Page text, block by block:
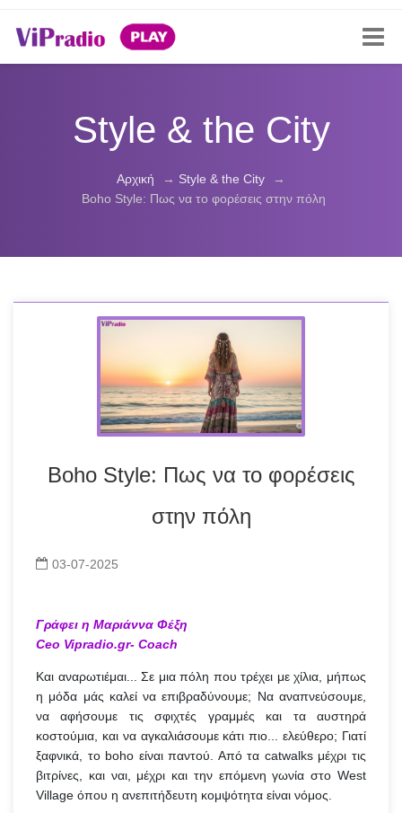
Style & the City
Αρχική → Style & the City
→
Boho Style: Πως να το φορέσεις στην πόλη
Boho Style: Πως να το φορέσεις
στην πόλη
03-07-2025
Γράφει η Μαριάννα Φέξη
Ceo Vipradio.gr- Coach
Και αναρωτιέμαι... Σε μια πόλη που τρέχει με χίλια, μήπως
η μόδα μάς καλεί να επιβραδύνουμε; Να αναπνεύσουμε,
να αφήσουμε τις σφιχτές γραμμές και τα αυστηρά
κοστούμια, και να αγκαλιάσουμε κάτι πιο... ελεύθερο; Γιατί
ξαφνικά, το boho είναι παντού. Από τα catwalks μέχρι τις
βιτρίνες, και ναι, μέχρι και την επόμενη γωνία στο West
Village όπου η ανεπιτήδευτη κομψότητα είναι νόμος.